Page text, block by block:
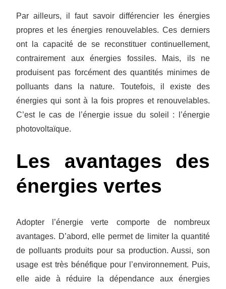
Par ailleurs, il faut savoir différencier les énergies
propres et les énergies renouvelables. Ces derniers
ont la capacité de se reconstituer continuellement,
contrairement aux énergies fossiles. Mais, ils ne
produisent pas forcément des quantités minimes de
polluants dans la nature. Toutefois, il existe des
énergies qui sont à la fois propres et renouvelables.
C’est le cas de l’énergie issue du soleil : l’énergie
photovoltaïque.
Les avantages des
énergies vertes
Adopter l’énergie verte comporte de nombreux
avantages. D’abord, elle permet de limiter la quantité
de polluants produits pour sa production. Aussi, son
usage est très bénéfique pour l’environnement. Puis,
elle aide à réduire la dépendance aux énergies